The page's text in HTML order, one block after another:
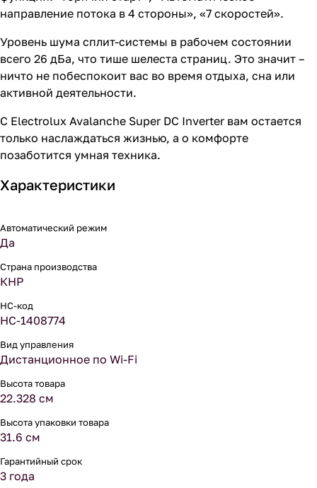
направление потока в 4 стороны», «7 скоростей».
Уровень шума сплит-системы в рабочем состоянии
всего 26 дБа, что тише шелеста страниц. Это значит –
ничто не побеспокоит вас во время отдыха, сна или
активной деятельности.
С Electrolux Avalanche Super DC Inverter вам остается
только наслаждаться жизнью, а о комфорте
позаботится умная техника.
Характеристики
Автоматический режим
Да
Страна производства
КНР
НС-код
НС-1408774
Вид управления
Дистанционное по Wi-Fi
Высота товара
22.328 см
Высота упаковки товара
31.6 см
Гарантийный срок
3 года